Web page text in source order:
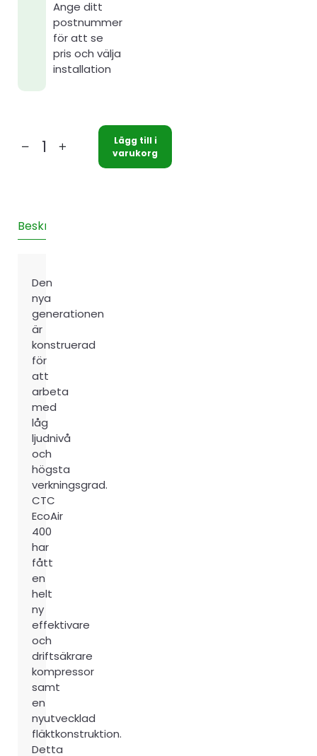
Ange ditt
postnummer
för att se
pris och välja
installation
CTC
I360
Lägg till i
varukorg
Beskrivning
Den
nya
generationen
är
konstruerad
för
att
arbeta
med
låg
ljudnivå
och
högsta
verkningsgrad.
CTC
EcoAir
400
har
fått
en
helt
ny
effektivare
och
driftsäkrare
kompressor
samt
en
nyutvecklad
fläktkonstruktion.
Detta